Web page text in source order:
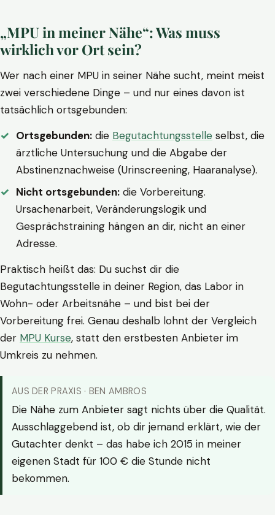
„MPU in meiner Nähe“: Was muss
wirklich vor Ort sein?
Wer nach einer MPU in seiner Nähe sucht, meint meist
zwei verschiedene Dinge – und nur eines davon ist
tatsächlich ortsgebunden:
Ortsgebunden: die Begutachtungsstelle selbst, die
ärztliche Untersuchung und die Abgabe der
Abstinenznachweise (Urinscreening, Haaranalyse).
Nicht ortsgebunden: die Vorbereitung.
Ursachenarbeit, Veränderungslogik und
Gesprächstraining hängen an dir, nicht an einer
Adresse.
Praktisch heißt das: Du suchst dir die
Begutachtungsstelle in deiner Region, das Labor in
Wohn- oder Arbeitsnähe – und bist bei der
Vorbereitung frei. Genau deshalb lohnt der Vergleich
der MPU Kurse, statt den erstbesten Anbieter im
Umkreis zu nehmen.
AUS DER PRAXIS · BEN AMBROS
Die Nähe zum Anbieter sagt nichts über die Qualität.
Ausschlaggebend ist, ob dir jemand erklärt, wie der
Gutachter denkt – das habe ich 2015 in meiner
eigenen Stadt für 100 € die Stunde nicht
bekommen.